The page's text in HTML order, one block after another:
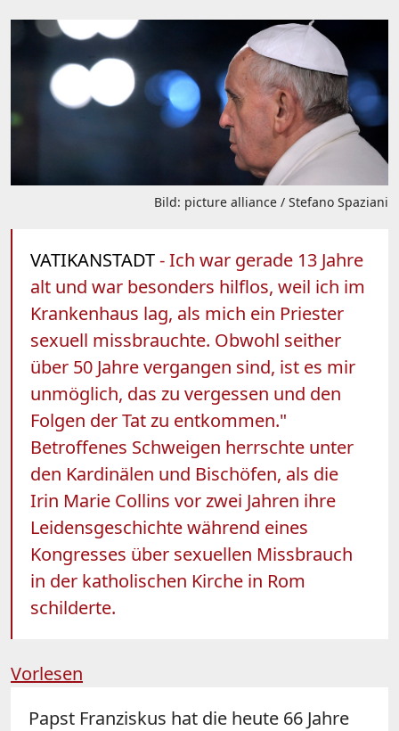
Bild: picture alliance / Stefano Spaziani
VATIKANSTADT- Ich war gerade 13 Jahre
alt und war besonders hilflos, weil ich im
Krankenhaus lag, als mich ein Priester
sexuell missbrauchte. Obwohl seither
über 50 Jahre vergangen sind, ist es mir
unmöglich, das zu vergessen und den
Folgen der Tat zu entkommen."
Betroffenes Schweigen herrschte unter
den Kardinälen und Bischöfen, als die
Irin Marie Collins vor zwei Jahren ihre
Leidensgeschichte während eines
Kongresses über sexuellen Missbrauch
in der katholischen Kirche in Rom
schilderte.
Vorlesen
Papst Franziskus hat die heute 66 Jahre